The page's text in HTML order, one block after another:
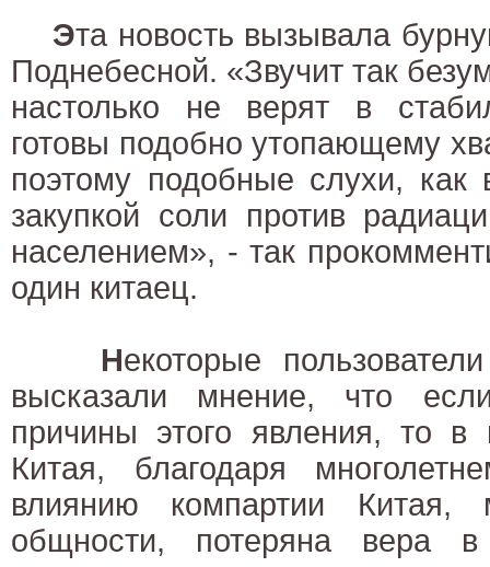
Эта новость вызывала
Поднебесной. «Звучит так
настолько не верят в
готовы подобно утопающему
поэтому подобные слухи, как
закупкой соли против
населением», - так
один китаец.
Некоторые
высказали мнение, что
причины этого явления, то
Китая, благодаря
влиянию компартии
общности, потеряна вера в